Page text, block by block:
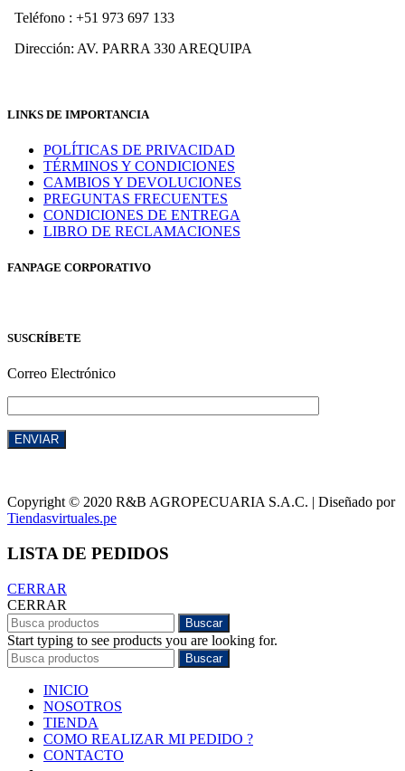
Teléfono : +51 973 697 133
Dirección: AV. PARRA 330 AREQUIPA
LINKS DE IMPORTANCIA
POLÍTICAS DE PRIVACIDAD
TÉRMINOS Y CONDICIONES
CAMBIOS Y DEVOLUCIONES
PREGUNTAS FRECUENTES
CONDICIONES DE ENTREGA
LIBRO DE RECLAMACIONES
FANPAGE CORPORATIVO
SUSCRÍBETE
Correo Electrónico
Copyright © 2020 R&B AGROPECUARIA S.A.C. | Diseñado por
Tiendasvirtuales.pe
LISTA DE PEDIDOS
CERRAR
CERRAR
Buscar
Start typing to see products you are looking for.
Buscar
INICIO
NOSOTROS
TIENDA
COMO REALIZAR MI PEDIDO ?
CONTACTO